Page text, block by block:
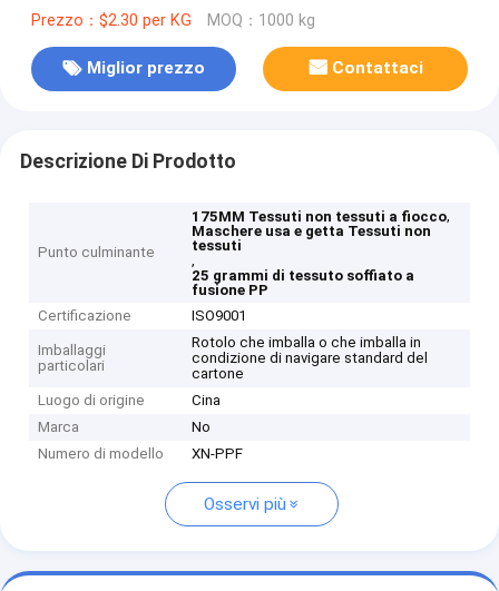
Prezzo：$2.30 per KG MOQ：1000 kg
Miglior prezzo Contattaci
Descrizione Di Prodotto
Punto culminante
175MM Tessuti non tessuti a fiocco,
Maschere usa e getta Tessuti non
tessuti
,
25 grammi di tessuto soffiato a
fusione PP
Certificazione
ISO9001
Imballaggi
particolari
Rotolo che imballa o che imballa in
condizione di navigare standard del
cartone
Luogo di origine
Cina
Marca
No
Numero di modello
XN-PPF
Osservi più